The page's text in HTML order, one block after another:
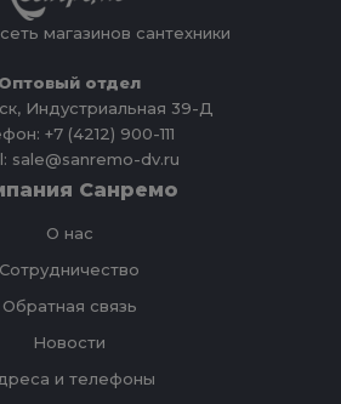
магазинов сантехники
Оптовый отдел
Индустриальная 39-Д
+7 (4212) 900-111
sale@sanremo-dv.ru
Санремо
О нас
Сотрудничество
Обратная связь
Новости
и телефоны